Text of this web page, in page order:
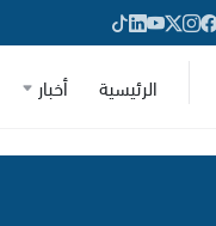
الرئيسية أخبار